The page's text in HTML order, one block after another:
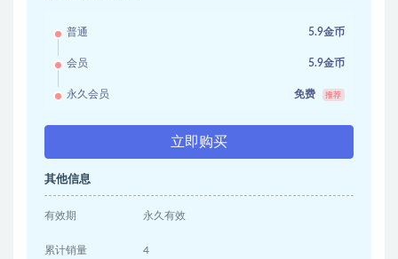
普通 5.9金币
会员 5.9金币
永久会员 免费 推荐
立即购买
其他信息
有效期 永久有效
累计销量 4